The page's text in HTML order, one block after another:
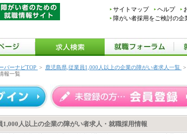
サイトマップ ヘルプ
障がい者採用をご検討の企
バーナビTOP > 鹿児島県,従業員1,000人以上の企業の障がい者求人一覧 >
報一覧
人以上の企業の障がい者求人・就職採用情報